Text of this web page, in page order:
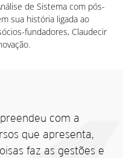
de Sistema com pós-
sua história ligada ao
fundadores, Claudecir
com a
que apresenta,
faz as gestões e